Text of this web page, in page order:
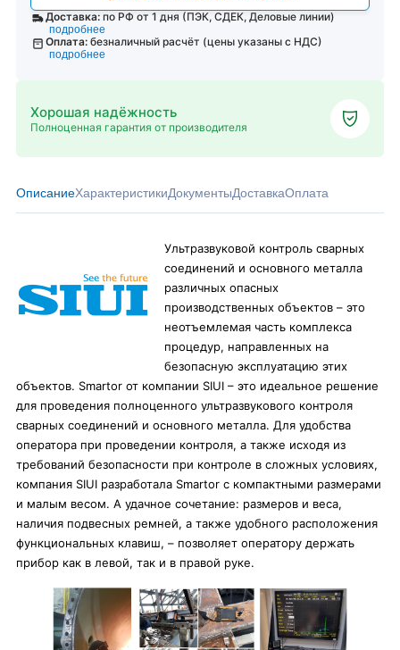
Доставка: по РФ от 1 дня (ПЭК, СДЕК, Деловые линии)
подробнее
Оплата: безналичный расчёт (цены указаны с НДС)
подробнее
Хорошая надёжность
Полноценная гарантия от производителя
ОписаниеХарактеристикиДокументыДоставкаОплата
Ультразвуковой контроль сварных
соединений и основного металла
различных опасных
производственных объектов – это
неотъемлемая часть комплекса
процедур, направленных на
безопасную эксплуатацию этих
объектов. Smartor от компании SIUI – это идеальное решение
для проведения полноценного ультразвукового контроля
сварных соединений и основного металла. Для удобства
оператора при проведении контроля, а также исходя из
требований безопасности при контроле в сложных условиях,
компания SIUI разработала Smartor с компактными размерами
и малым весом. А удачное сочетание: размеров и веса,
наличия подвесных ремней, а также удобного расположения
функциональных клавиш, – позволяет оператору держать
прибор как в левой, так и в правой руке.